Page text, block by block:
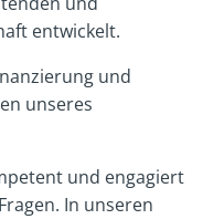
entwickelt.
und
unseres
und engagiert
In unseren